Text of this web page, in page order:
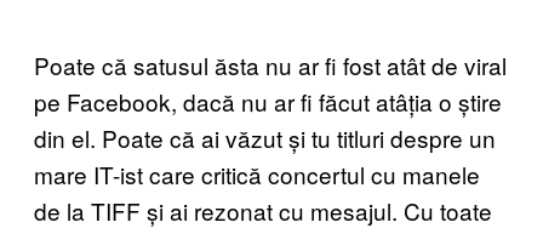
Poate că satusul ăsta nu ar fi fost atât de viral
pe Facebook, dacă nu ar fi făcut atâția o știre
din el. Poate că ai văzut și tu titluri despre un
mare IT-ist care critică concertul cu manele
de la TIFF și ai rezonat cu mesajul. Cu toate